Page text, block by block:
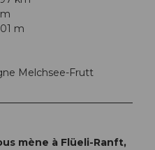
m
Melchsee-Frutt
mène à Flüeli-Ranft,